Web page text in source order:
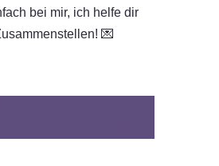
bei mir, ich helfe dir
💌